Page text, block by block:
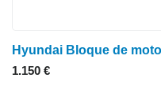
1.150 €